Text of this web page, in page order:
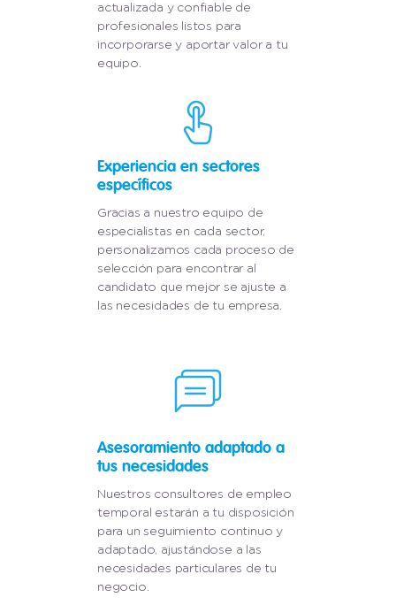
actualizada y confiable de
profesionales listos para
incorporarse y aportar valor a tu
equipo.
Experiencia en sectores
específicos
Gracias a nuestro equipo de
especialistas en cada sector,
personalizamos cada proceso de
selección para encontrar al
candidato que mejor se ajuste a
las necesidades de tu empresa.
Asesoramiento adaptado a
tus necesidades
Nuestros consultores de empleo
temporal estarán a tu disposición
para un seguimiento continuo y
adaptado, ajustándose a las
necesidades particulares de tu
negocio.